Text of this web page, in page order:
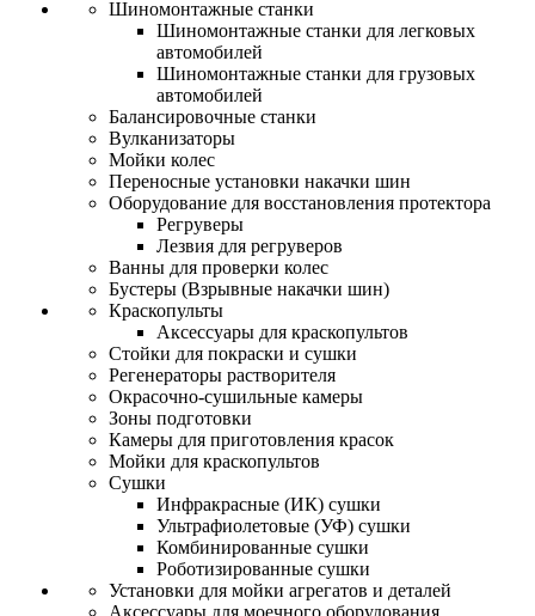
Шиномонтажные станки
Шиномонтажные станки для легковых
автомобилей
Шиномонтажные станки для грузовых
автомобилей
Балансировочные станки
Вулканизаторы
Мойки колес
Переносные установки накачки шин
Оборудование для восстановления протектора
Регруверы
Лезвия для регруверов
Ванны для проверки колес
Бустеры (Взрывные накачки шин)
Краскопульты
Аксессуары для краскопультов
Стойки для покраски и сушки
Регенераторы растворителя
Окрасочно-сушильные камеры
Зоны подготовки
Камеры для приготовления красок
Мойки для краскопультов
Сушки
Инфракрасные (ИК) сушки
Ультрафиолетовые (УФ) сушки
Комбинированные сушки
Роботизированные сушки
Установки для мойки агрегатов и деталей